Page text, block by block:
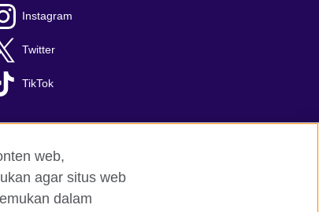
Instagram
Twitter
TikTok
web,
agar situs web
dalam